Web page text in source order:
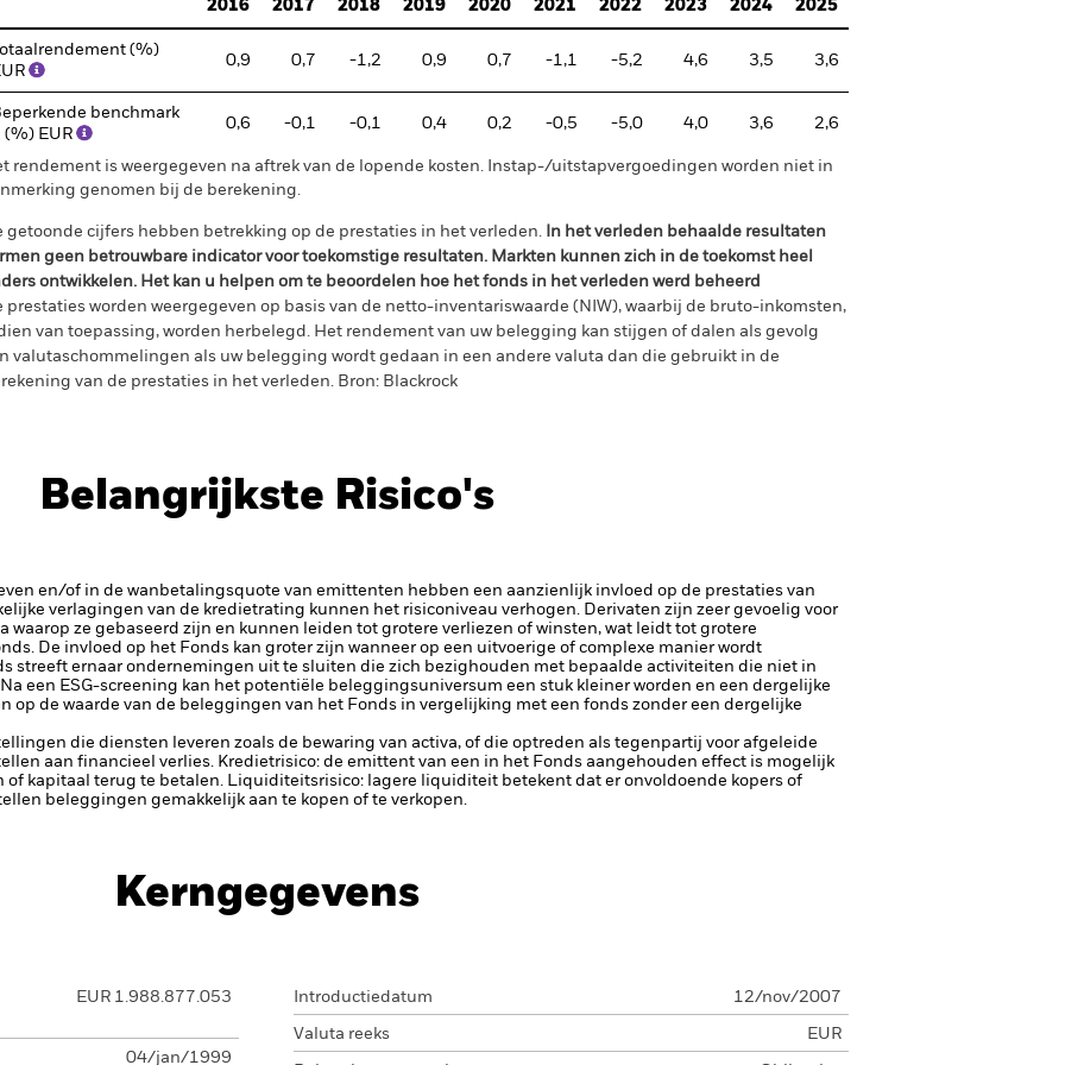
2016
2017 2018 2019 2020 2021 2022 2023 2024 2025
Totaalrendement (%)
0,9 0,7 -1,2 0,9 0,7 -1,1 -5,2 4,6 3,5 3,6
benchmark
(%) EUR
0,6 -0,1 -0,1 0,4 0,2 -0,5 -5,0 4,0 3,6 2,6
rendement is weergegeven na aftrek van de lopende kosten. Instap-/uitstapvergoedingen worden niet in
genomen bij de berekening.
getoonde cijfers hebben betrekking op de prestaties in het verleden. In het verleden behaalde resultaten
geen betrouwbare indicator voor toekomstige resultaten. Markten kunnen zich in de toekomst heel
ontwikkelen. Het kan u helpen om te beoordelen hoe het fonds in het verleden werd beheerd
prestaties worden weergegeven op basis van de netto-inventariswaarde (NIW), waarbij de bruto-inkomsten,
van toepassing, worden herbelegd. Het rendement van uw belegging kan stijgen of dalen als gevolg
valutaschommelingen als uw belegging wordt gedaan in een andere valuta dan die gebruikt in de
van de prestaties in het verleden. Bron: Blackrock
Belangrijkste Risico's
en/of in de wanbetalingsquote van emittenten hebben een aanzienlijk invloed op de prestaties van
verlagingen van de kredietrating kunnen het risiconiveau verhogen. Derivaten zijn zeer gevoelig voor
waarop ze gebaseerd zijn en kunnen leiden tot grotere verliezen of winsten, wat leidt tot grotere
De invloed op het Fonds kan groter zijn wanneer op een uitvoerige of complexe manier wordt
streeft ernaar ondernemingen uit te sluiten die zich bezighouden met bepaalde activiteiten die niet in
een ESG-screening kan het potentiële beleggingsuniversum een stuk kleiner worden en een dergelijke
op de waarde van de beleggingen van het Fonds in vergelijking met een fonds zonder een dergelijke
die diensten leveren zoals de bewaring van activa, of die optreden als tegenpartij voor afgeleide
aan financieel verlies. Kredietrisico: de emittent van een in het Fonds aangehouden effect is mogelijk
of kapitaal terug te betalen. Liquiditeitsrisico: lagere liquiditeit betekent dat er onvoldoende kopers of
beleggingen gemakkelijk aan te kopen of te verkopen.
Kerngegevens
EUR 1.988.877.053
04/jan/1999
Introductiedatum 12/nov/2007
Valuta reeks EUR